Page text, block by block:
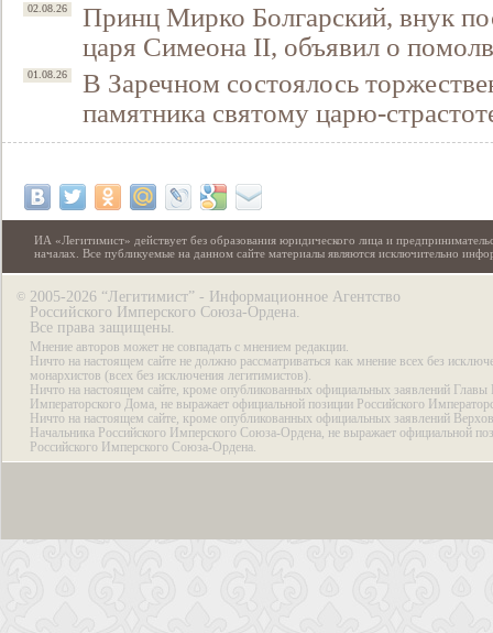
02.08.26
Принц Мирко Болгарский, внук
царя Симеона II, объявил о
01.08.26
В Заречном состоялось
памятника святому царю-
ИА «Легитимист» действует без образования юридического лица и
началах. Все публикуемые на данном сайте материалы являются исключительно
© 2005-2026 “Легитимист” - Информационное Агентство
Российского Имперского Союза-Ордена.
Все права защищены.
Мнение авторов может не совпадать с мнением редакции.
Ничто на настоящем сайте не должно рассматриваться как мнение всех без
монархистов (всех без исключения легитимистов).
Ничто на настоящем сайте, кроме опубликованных официальных заявлений Главы
Императорского Дома, не выражает официальной позиции Российского
Ничто на настоящем сайте, кроме опубликованных официальных заявлений
Начальника Российского Имперского Союза-Ордена, не выражает официальной
Российского Имперского Союза-Ордена.